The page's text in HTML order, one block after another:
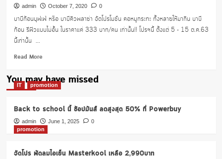
admin October 7, 2020 0
บาบีก้อนบุฟเฟ่ หรือ บาบีคิวพลาซ่า จัดโปรโมชั่น คอหมูกระทะ ทั้งหลายให้มากิน บาบี
ก้อน รีฟิวแบบไม่อั้น ในราคาแค่ 333 บาท/คน เท่านั้น!! โปรฯนี้ ตั้งแต่ 5 - 15 ต.ค.63
นี้เท่านั้น ...
Read MoreRead
about
บาบี
5-
15
ต.ค.
You may have missed
IT promotion
Back to school นี้ ช้อปมันส์ ลดสูงสุด 50% ที่ Powerbuy
admin June 1, 2025
0
promotion
จัดโปร พัดลมไอเย็น Masterkool เหลือ 2,990บาท